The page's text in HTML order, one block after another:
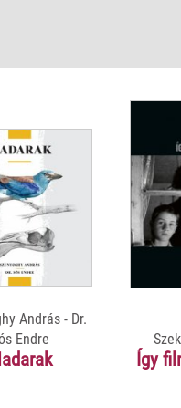
+18
András - Dr.
Endre
Így